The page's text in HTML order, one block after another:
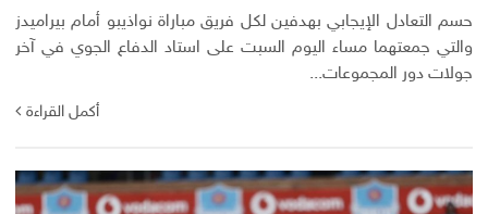
حسم التعادل الإيجابي بهدفين لكل فريق مباراة نواذيبو أمام بيراميدز
والتي جمعتهما مساء اليوم السبت على استاد الدفاع الجوي في آخر
جولات دور المجموعات...
أكمل القراءة